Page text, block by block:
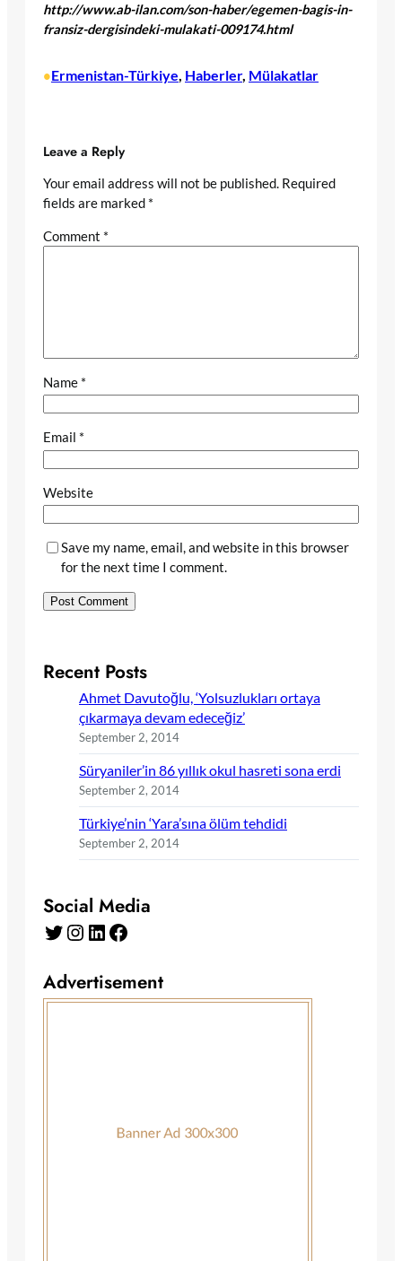
http://www.ab-ilan.com/son-haber/egemen-bagis-in-
fransiz-dergisindeki-mulakati-009174.html
•Ermenistan-Türkiye, Haberler, Mülakatlar
Leave a Reply
Your email address will not be published. Required
fields are marked *
Comment *
Name *
Email *
Website
Save my name, email, and website in this browser
for the next time I comment.
Recent Posts
Ahmet Davutoğlu, ‘Yolsuzlukları ortaya
çıkarmaya devam edeceğiz’
September 2, 2014
Süryaniler’in 86 yıllık okul hasreti sona erdi
September 2, 2014
Türkiye’nin ‘Yara’sına ölüm tehdidi
September 2, 2014
Social Media
Twitter Instagram LinkedIn Facebook
Advertisement